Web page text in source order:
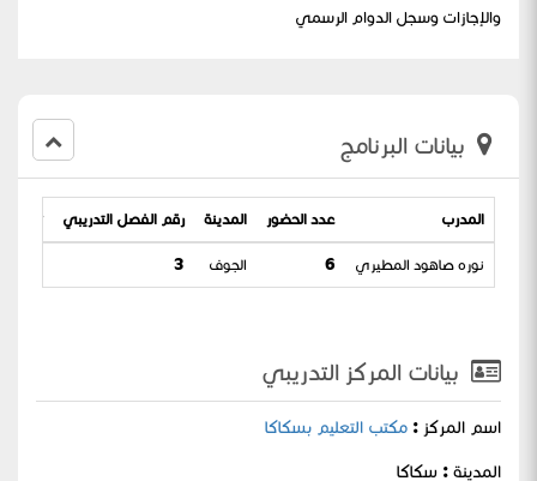
والإجازات وسجل الدوام الرسمي
بيانات البرنامج
المدرب عدد الحضور المدينة رقم الفصل التدريبي
نوره صاهود المطيري 6 الجوف 3
بيانات المركز التدريبي
اسم المركز : مكتب التعليم بسكاكا
المدينة : سكاكا